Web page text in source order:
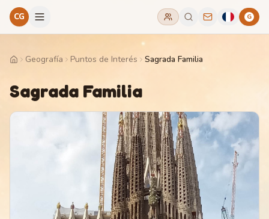
CG G
HomeGeografía Puntos de Interés Sagrada Familia
Sagrada Familia